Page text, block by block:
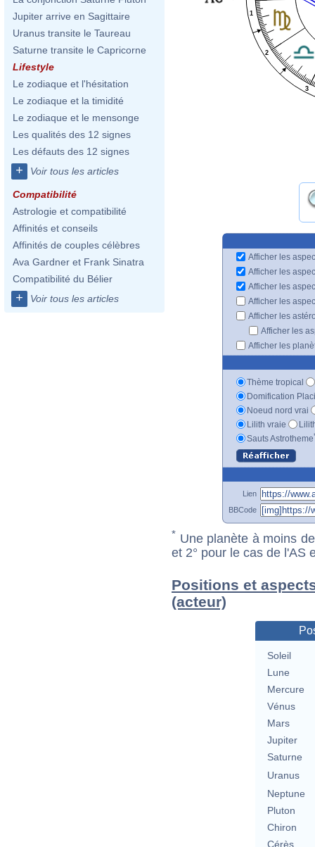
Jupiter arrive en Sagittaire
Uranus transite le Taureau
Saturne transite le Capricorne
Lifestyle
Le zodiaque et l'hésitation
Le zodiaque et la timidité
Le zodiaque et le mensonge
Les qualités des 12 signes
Les défauts des 12 signes
+ Voir tous les articles
Compatibilité
Astrologie et compatibilité
Affinités et conseils
Affinités de couples célèbres
Ava Gardner et Frank Sinatra
Compatibilité du Bélier
+ Voir tous les articles
1
2
3
Afficher les
Afficher les
Afficher les
Afficher les
Afficher les
Afficher les
Afficher les
Thème tropical
Domification
Noeud nord vrai
Lilith vraie
Sauts Astrotheme
Lien
BBCode
* Une planète à moins
et 2° pour le cas de l'AS
Positions et
(acteur)
Soleil
Lune
Mercure
Vénus
Mars
Jupiter
Saturne
Uranus
Neptune
Pluton
Chiron
Cérès